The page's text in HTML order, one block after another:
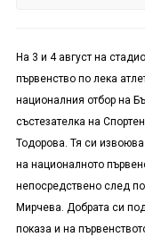
На 3 и 4 август на
първенство по лека
националния отбор на
състезателка на
Тодорова. Тя си
на националното
непосредствено след
Мирчева. Добрата си
показа и на